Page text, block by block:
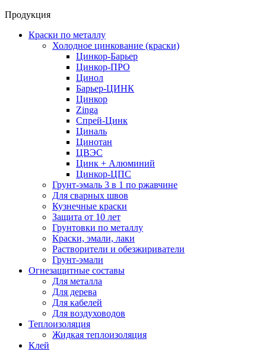
Продукция
Краски по металлу
Холодное цинкование (краски)
Цинкор-Барьер
Цинкор-ПРО
Цинол
Барьер-ЦИНК
Цинкор
Zinga
Спрей-Цинк
Циналь
Цинотан
ЦВЭС
Цинк + Алюминий
Цинкор-ЦПС
Грунт-эмаль 3 в 1 по ржавчине
Для сварных швов
Кузнечные краски
Защита от 10 лет
Грунтовки по металлу
Краски, эмали, лаки
Растворители и обезжириватели
Грунт-эмали
Огнезащитные составы
Для металла
Для дерева
Для кабелей
Для воздуховодов
Теплоизоляция
Жидкая теплоизоляция
Клей